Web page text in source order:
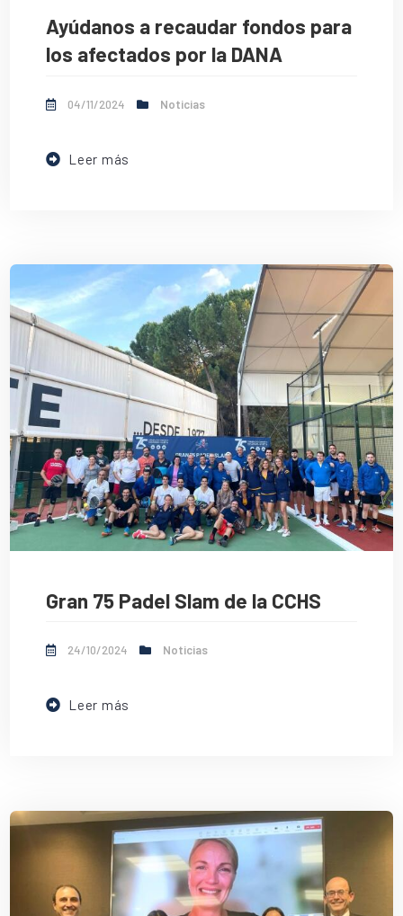
Ayúdanos a recaudar fondos para
los afectados por la DANA
04/11/2024 Noticias
Leer más
Gran 75 Padel Slam de la CCHS
24/10/2024 Noticias
Leer más